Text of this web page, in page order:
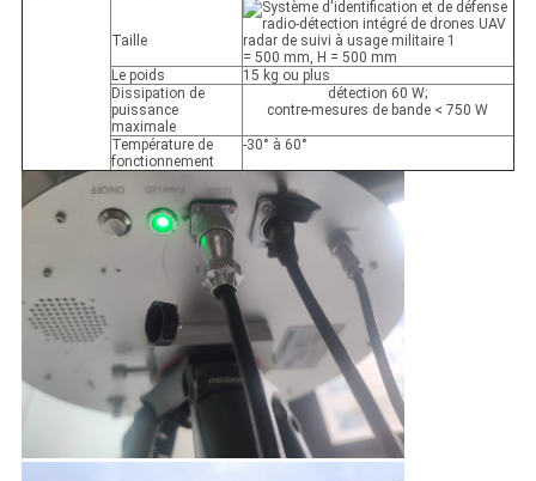
Taille
= 500 mm, H = 500 mm
Le poids
15 kg ou plus
Dissipation de
puissance
maximale
détection 60 W;
contre-mesures de bande < 750 W
Température de
fonctionnement
-30° à 60°